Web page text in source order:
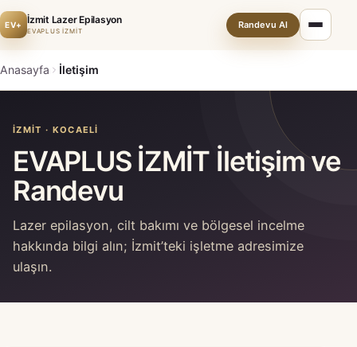
EV+ İzmit Lazer Epilasyon
EVAPLUS İZMİT
Randevu Al
Anasayfa İletişim
İZMIT · KOCAELI
EVAPLUS İZMİT İletişim ve
Randevu
Lazer epilasyon, cilt bakımı ve bölgesel incelme
hakkında bilgi alın; İzmit’teki işletme adresimize
ulaşın.